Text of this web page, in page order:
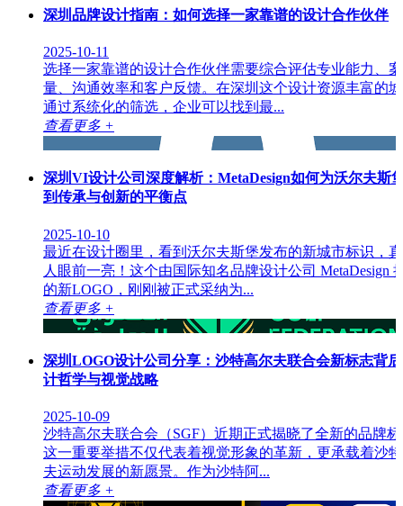
深圳品牌设计指南：如何选择一家靠谱的设计合作伙伴
2025-10-11
选择一家靠谱的设计合作伙伴需要综合评估专业能力、
量、沟通效率和客户反馈。在深圳这个设计资源丰富的
通过系统化的筛选，企业可以找到最...
查看更多 +
深圳VI设计公司深度解析：MetaDesign如何为沃尔夫斯
到传承与创新的平衡点
2025-10-10
最近在设计圈里，看到沃尔夫斯堡发布的新城市标识，
人眼前一亮！这个由国际知名品牌设计公司 MetaDesign
的新LOGO，刚刚被正式采纳为...
查看更多 +
深圳LOGO设计公司分享：沙特高尔夫联合会新标志背
计哲学与视觉战略
2025-10-09
沙特高尔夫联合会（SGF）近期正式揭晓了全新的品牌
这一重要举措不仅代表着视觉形象的革新，更承载着沙
夫运动发展的新愿景。作为沙特阿...
查看更多 +